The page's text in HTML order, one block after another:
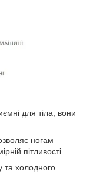
для тіла, вони
ногам
пітливості.
та холодного